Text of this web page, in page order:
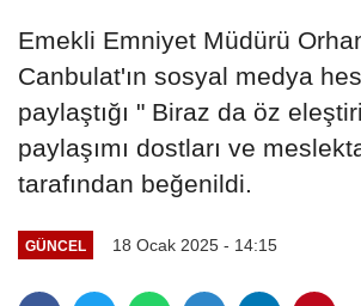
Emekli Emniyet Müdürü
Canbulat'ın sosyal medya
paylaştığı " Biraz da öz
paylaşımı dostları ve
tarafından beğenildi.
GÜNCEL 18 Ocak 2025 - 14:15